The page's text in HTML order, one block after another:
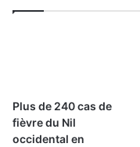
e
o
k
Plus de 240 cas de
fièvre du Nil
occidental en